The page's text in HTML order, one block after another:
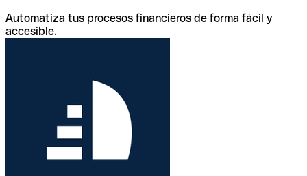
Automatiza tus procesos financieros de forma fácil y
accesible.